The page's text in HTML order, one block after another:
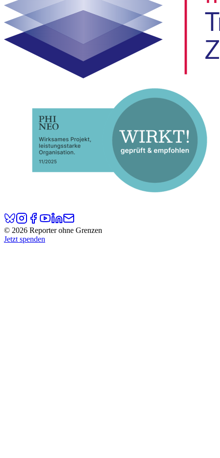
© 2026 Reporter ohne Grenzen
Jetzt spenden